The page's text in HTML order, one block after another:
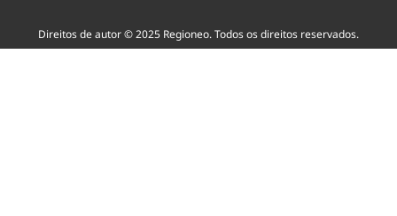
Direitos de autor © 2025 Regioneo. Todos os direitos reservados.